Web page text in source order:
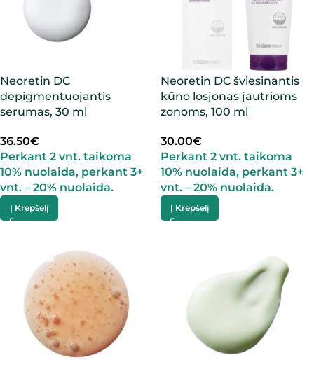
Neoretin DC
depigmentuojantis
serumas, 30 ml
36.50€
Perkant 2 vnt. taikoma
10% nuolaida, perkant 3+
vnt. – 20% nuolaida.
Į Krepšelį
Neoretin DC šviesinantis
kūno losjonas jautrioms
zonoms, 100 ml
30.00€
Perkant 2 vnt. taikoma
10% nuolaida, perkant 3+
vnt. – 20% nuolaida.
Į Krepšelį